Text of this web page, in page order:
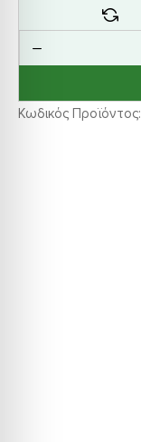
Κωδικός Προϊόντος: